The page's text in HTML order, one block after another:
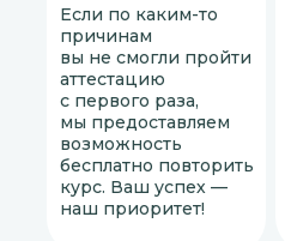
Если по каким-то
причинам
вы не смогли пройти
аттестацию
с первого раза,
мы предоставляем
возможность
бесплатно повторить
курс. Ваш успех —
наш приоритет!